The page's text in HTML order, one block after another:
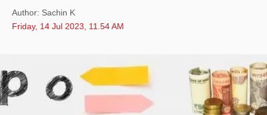
Author: Sachin K
Friday, 14 Jul 2023, 11.54 AM